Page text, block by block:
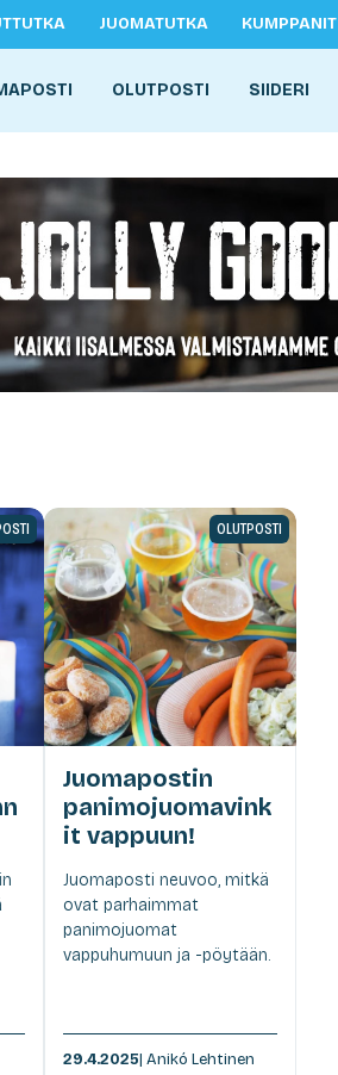
JUOMATUTKA KUMPPANIT
OLUTPOSTI SIIDERI
OLUTPOSTI
Juomapostin
panimojuomavink
it vappuun!
Juomaposti neuvoo, mitkä
ovat parhaimmat
panimojuomat
vappuhumuun ja -pöytään.
29.4.2025| Anikó Lehtinen